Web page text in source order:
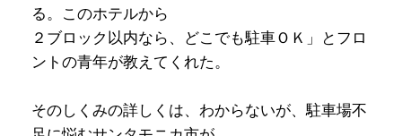
る。このホテルから
２ブロック以内なら、どこでも駐車ＯＫ」とフロ
ントの青年が教えてくれた。
そのしくみの詳しくは、わからないが、駐車場不